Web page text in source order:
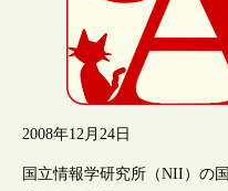
2008年12月24日
国立情報学研究所（NII）の